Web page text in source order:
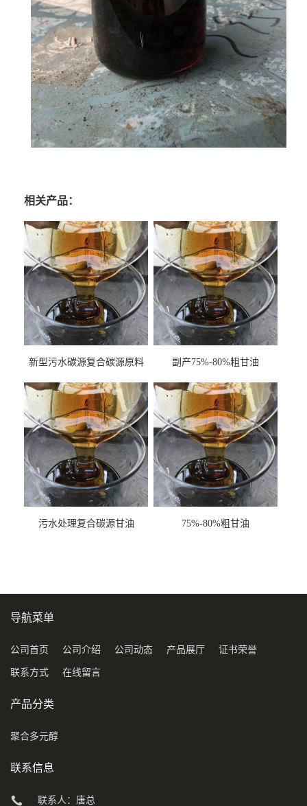
相关产品：
新型污水碳源复合碳源原料
副产75%-80%粗甘油
污水处理复合碳源甘油
75%-80%粗甘油
导航菜单
公司首页 公司介绍 公司动态 产品展厅 证书荣誉
联系方式 在线留言
产品分类
聚合多元醇
联系信息
联系人：唐总